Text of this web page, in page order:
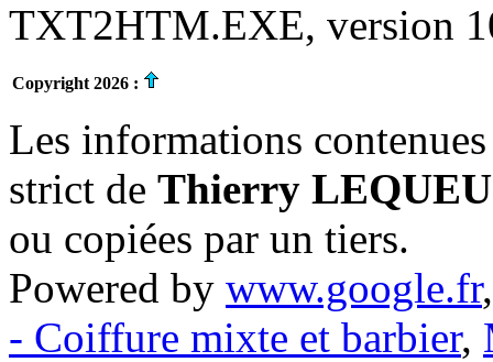
TXT2HTM.EXE, version
Copyright 2026 :
Les informations
strict de Thierry LEQUEU
ou copiées par un tiers.
Powered by www.google.fr
- Coiffure mixte et barbier,